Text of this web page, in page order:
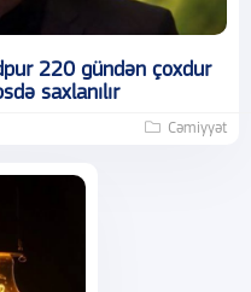
220 gündən çoxdur
saxlanılır
Cəmiyyət